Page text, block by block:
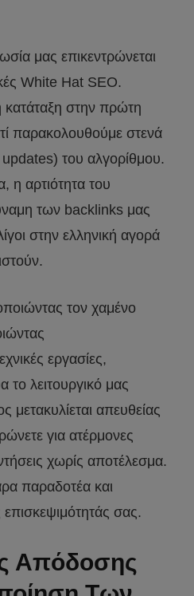
μας επικεντρώνεται
White Hat SEO.
στην πρώτη
παρακολουθούμε στενά
του αλγορίθμου.
η αρτιότητα του
των backlinks μας
στην ελληνική αγορά
τον χαμένο
εργασίες,
το λειτουργικό μας
μετακυλίεται απευθείας
για ατέρμονες
χωρίς αποτέλεσμα.
παραδοτέα και
σας.
Απόδοσης